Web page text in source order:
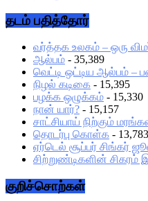
தடம் பதித்தோர்
வர்த்தக உலகம் – ஒரு
ஆல்பம் - 35,389
வெட்டி ஒட்டிய ஆல்பம் –
நிழல் கடிகை - 15,395
பழக்க ஒழுக்கம் - 15,330
நான் யார்? - 15,157
சாட்சியாய் நிற்கும்
தொடர்பு கொள்க - 13,783
ஏர்டெல் சூப்பர் சிங்கர்
சிற்றுண்டிகளின் சிகரம்
குறிச்சொற்கள்